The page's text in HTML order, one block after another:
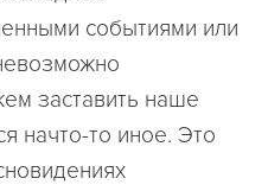
событиями или
заставить наше
начто-то иное. Это